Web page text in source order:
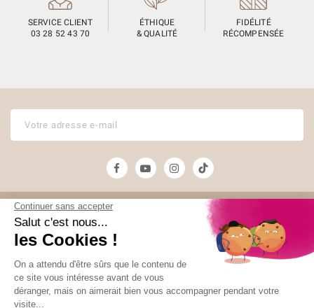
SERVICE CLIENT
03 28 52 43 70
ÉTHIQUE
& QUALITÉ
FIDÉLITÉ
RÉCOMPENSÉE
Unami
Thé
Commander
Livraison